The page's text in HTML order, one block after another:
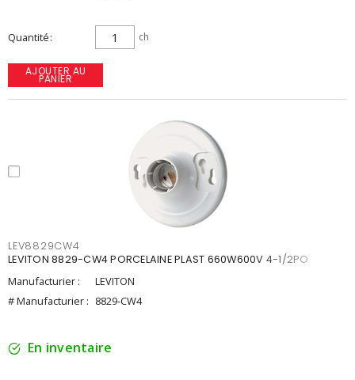
Quantité ch
AJOUTER AU
PANIER
LEV8829CW4
LEVITON 8829-CW4 PORCELAINE PLAST 660W600V 4-1/2PO
Manufacturier :
LEVITON
# Manufacturier : 8829-CW4
En inventaire